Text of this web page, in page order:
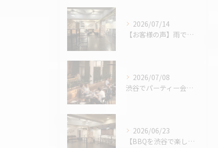
2026/07/14
【お客様の声】雨でも最高のBBQに。「外より楽しかった！」と嬉しいお声をいただきました
2026/07/08
渋谷でパーティー会場を探すコツ完全版｜パーティープランナー歴24年の筆者が解説
2026/06/23
【BBQを渋谷で楽しむなら、熱中症対策万全の室内BBQ！貸切...